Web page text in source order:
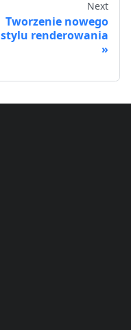
Next
Tworzenie nowego
stylu renderowania